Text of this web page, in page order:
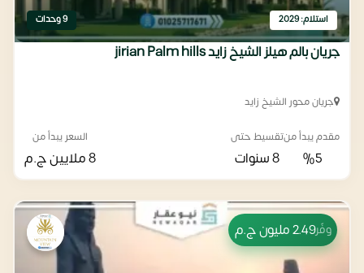
استلام: 2029 9 وحدات
جريان بالم هيلز الشيخ زايد jirian Palm hills
جريان محور الشيخ زايد
مقدم يبدأ من
%5
تقسيط حتى
8 سنوات
السعر يبدأ من
8 ملايين ج.م
وفّر2.49 مليون ج.م